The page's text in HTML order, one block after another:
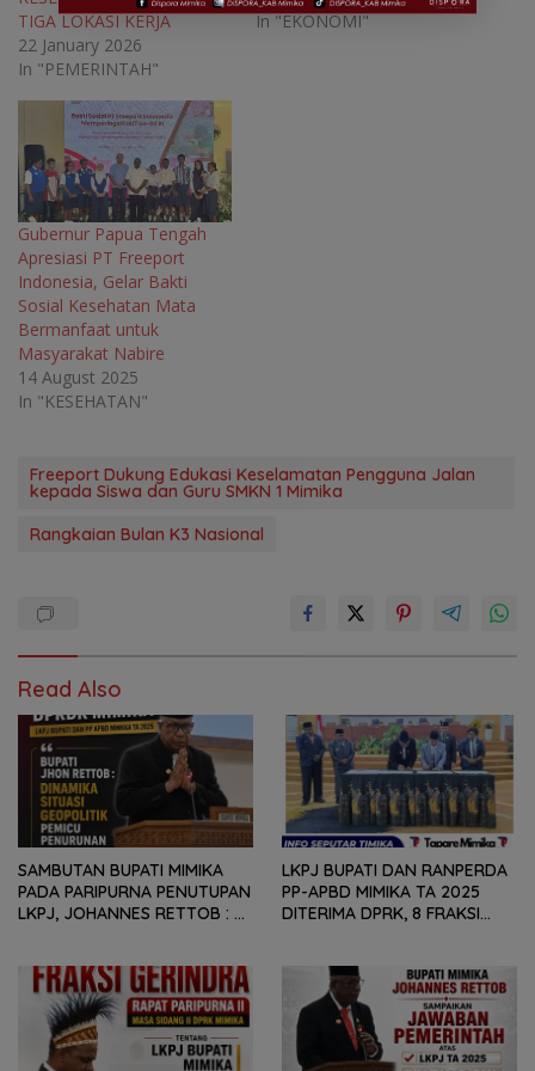
o
)
w
)
o o
TIGA LOKASI KERJA
22 January 2026
In "PEMERINTAH"
In "EKONOMI"
Gubernur Papua Tengah
Apresiasi PT Freeport
Indonesia, Gelar Bakti
Sosial Kesehatan Mata
Bermanfaat untuk
Masyarakat Nabire
14 August 2025
In "KESEHATAN"
Freeport Dukung Edukasi Keselamatan Pengguna Jalan
kepada Siswa dan Guru SMKN 1 Mimika
Rangkaian Bulan K3 Nasional
Read Also
SAMBUTAN BUPATI MIMIKA
PADA PARIPURNA PENUTUPAN
LKPJ, JOHANNES RETTOB :
PENURUNAN FISKAL DAERAH
LKPJ BUPATI DAN RANPERDA
PP-APBD MIMIKA TA 2025
DITERIMA DPRK, 8 FRAKSI
KEPADA PEMERINTAH DAERAH